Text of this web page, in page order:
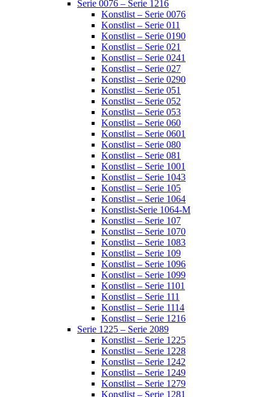
Serie 0076 – Serie 1216
Konstlist – Serie 0076
Konstlist – Serie 011
Konstlist – Serie 0190
Konstlist – Serie 021
Konstlist – Serie 0241
Konstlist – Serie 027
Konstlist – Serie 0290
Konstlist – Serie 051
Konstlist – Serie 052
Konstlist – Serie 053
Konstlist – Serie 060
Konstlist – Serie 0601
Konstlist – Serie 080
Konstlist – Serie 081
Konstlist – Serie 1001
Konstlist – Serie 1043
Konstlist – Serie 105
Konstlist – Serie 1064
Konstlist-Serie 1064-M
Konstlist – Serie 107
Konstlist – Serie 1070
Konstlist – Serie 1083
Konstlist – Serie 109
Konstlist – Serie 1096
Konstlist – Serie 1099
Konstlist – Serie 1101
Konstlist – Serie 111
Konstlist – Serie 1114
Konstlist – Serie 1216
Serie 1225 – Serie 2089
Konstlist – Serie 1225
Konstlist – Serie 1228
Konstlist – Serie 1242
Konstlist – Serie 1249
Konstlist – Serie 1279
Konstlist – Serie 1281